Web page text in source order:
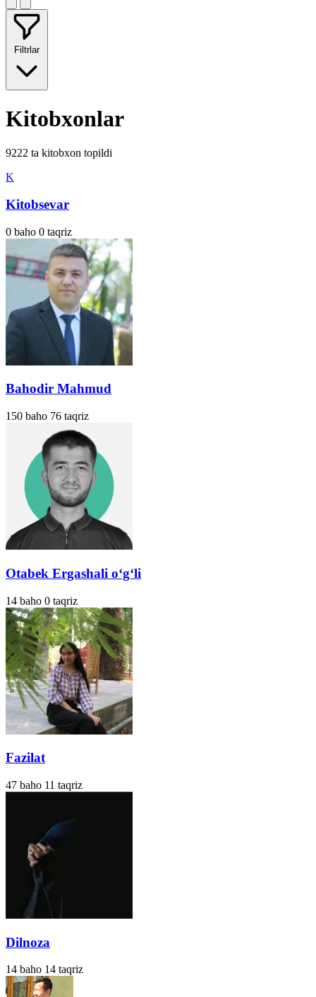
Filtrlar
Kitobxonlar
9222 ta kitobxon topildi
K
Kitobsevar
0 baho 0 taqriz
Bahodir Mahmud
150 baho 76 taqriz
Otabek Ergashali o‘g‘li
14 baho 0 taqriz
Fazilat
47 baho 11 taqriz
Dilnoza
14 baho 14 taqriz